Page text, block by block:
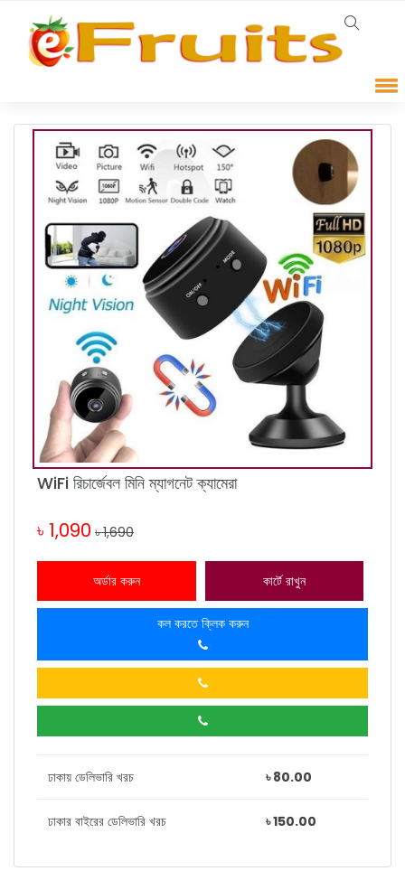
WiFi রিচার্জেবল মিনি ম্যাগনেট ক্যামেরা
৳ 1,090 ৳ 1,690
অর্ডার করুন কার্টে রাখুন
কল করতে ক্লিক করুন
ঢাকায় ডেলিভারি খরচ ৳ 80.00
ঢাকার বাইরের ডেলিভারি খরচ ৳ 150.00